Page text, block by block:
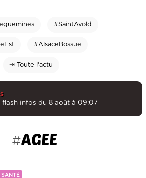
#SaintAvold
#AlsaceBossue
⇥ Toute l'actu
flash infos du 8 août à 09:07
#AGEE
SANTÉ